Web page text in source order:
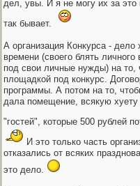
дел, увы. И я не могу их за это
так бывает.
А организация Конкурса -
времени (своего блять
под свои личные нужды) на то,
площадкой под конкурс.
программы. А потом на то,
дала помещение, всякую
"гостей", которые 500 рублей
И это только часть
отказались от всяких
это дело.